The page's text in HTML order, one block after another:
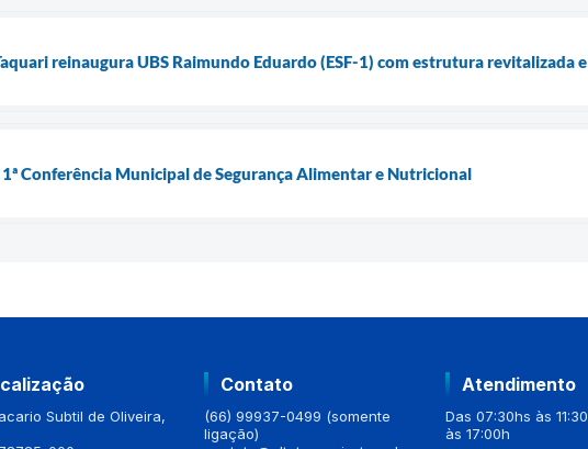
reinaugura UBS Raimundo Eduardo (ESF-1) com estrutura revitalizada
Conferência Municipal de Segurança Alimentar e Nutricional
Subtil de Oliveira,
Contato
(66) 99937-0499 (somente
ligação)
Atendimento
Das 07:30hs às
às 17:00h